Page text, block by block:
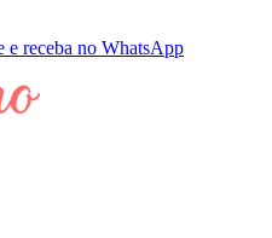
e receba no WhatsApp